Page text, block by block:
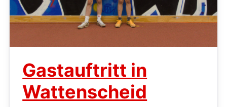
Gastauftritt in
Wattenscheid